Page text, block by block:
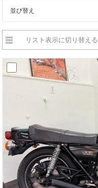
並び替え
リスト表示に切り替える